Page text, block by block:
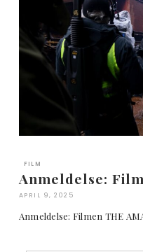
FILM
Anmeldelse:
APRIL 9, 2025
Anmeldelse: